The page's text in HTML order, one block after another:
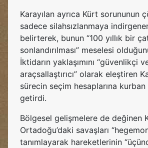
Karayılan ayrıca Kürt sorununun
sadece silahsızlanmaya
belirterek, bunun “100 yıllık bir
sonlandırılması” meselesi
İktidarın yaklaşımını “güvenlikçi
araçsallaştırıcı” olarak eleştiren
sürecin seçim hesaplarına
getirdi.
Bölgesel gelişmelere de değinen
Ortadoğu’daki savaşları
tanımlayarak hareketlerinin